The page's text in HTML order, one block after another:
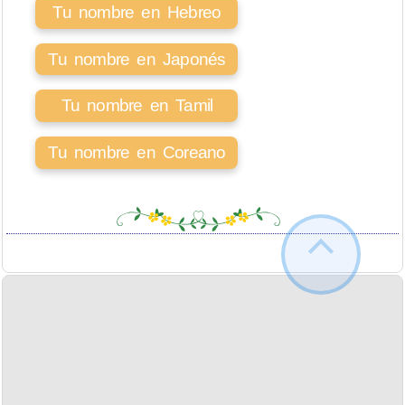
Tu nombre en Hebreo
Tu nombre en Japonés
Tu nombre en Tamil
Tu nombre en Coreano